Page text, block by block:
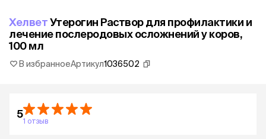
ХелветУтерогин Раствор для профилактики и
лечение послеродовых осложнений у коров,
100 мл
В избранноеАртикул1036502
5
1 отзыв